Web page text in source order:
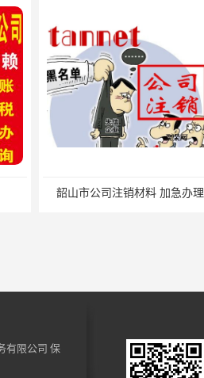
韶山市公司注销材料 加急办理
有限公司 保